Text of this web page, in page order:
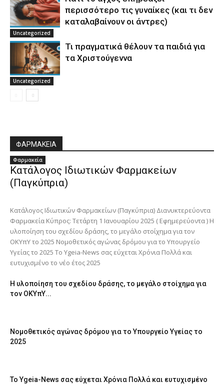
Uncategorized
περισσότερο τις γυναίκες (και τι δεν
καταλαβαίνουν οι άντρες)
Uncategorized
Τι πραγματικά θέλουν τα παιδιά για
τα Χριστούγεννα
ΦΑΡΜΑΚΕΙΑ
Φαρμακεία
Κατάλογος Ιδιωτικών Φαρμακείων
(Παγκύπρια)
Κατάλογος Ιδιωτικών Φαρμακείων (Παγκύπρια) Διανυκτερεύοντα
Φαρμακεία Κύπρος: Τετάρτη 1 Ιανουαρίου 2025 ( Εφημερεύοντα ) Η
υλοποίηση του σχεδίου δράσης, το μεγάλο στοίχημα για τον
ΟΚΥπΥ το 2025 Νομοθετικός αγώνας δρόμου για το Υπουργείο
Υγείας το 2025 Το Ygeia-News σας εύχεται Χρόνια Πολλά και
ευτυχισμένο το νέο έτος 2025
Η υλοποίηση του σχεδίου δράσης, το μεγάλο στοίχημα για
τον ΟΚΥπΥ...
Νομοθετικός αγώνας δρόμου για το Υπουργείο Υγείας το
2025
Το Ygeia-News σας εύχεται Χρόνια Πολλά και ευτυχισμένο